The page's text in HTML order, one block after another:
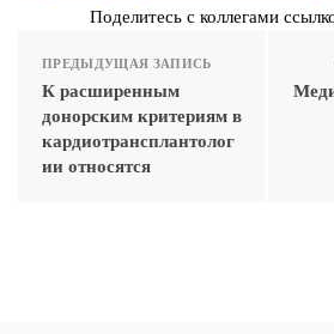
Поделитесь с коллегами
ПРЕДЫДУЩАЯ ЗАПИСЬ
К расширенным
донорским критериям в
кардиотрансплантолог
ии относятся